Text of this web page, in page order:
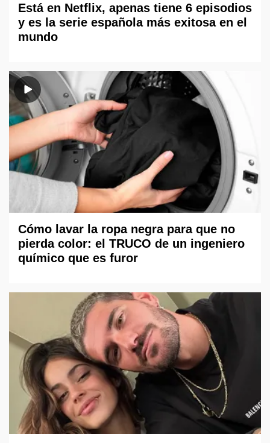
Está en Netflix, apenas tiene 6 episodios
y es la serie española más exitosa en el
mundo
Cómo lavar la ropa negra para que no
pierda color: el TRUCO de un ingeniero
químico que es furor